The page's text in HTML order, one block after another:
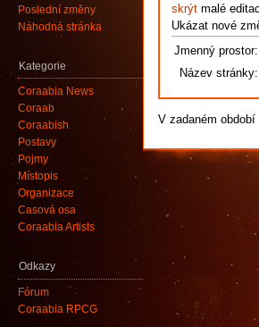
skrýtmalé
Ukázat nové
Jmenný prostor:
Název stránky:
V zadaném
Poslední změny
Náhodná stránka
Kategorie
Coraabia News
Coraab
Coraabish
Postavy
Pojmy
Místopis
Organizace
Časová osa
Coraabia Artists
Odkazy
Fórum
Coraabia RPCG